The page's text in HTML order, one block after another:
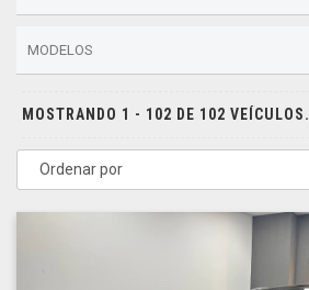
MODELOS
MOSTRANDO 1 - 102 DE 102 VEÍCULOS.
Ordenar por